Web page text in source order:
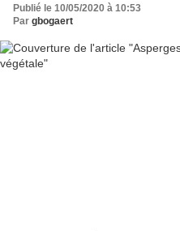
Publié le 10/05/2020 à 10:53
Par gbogaert